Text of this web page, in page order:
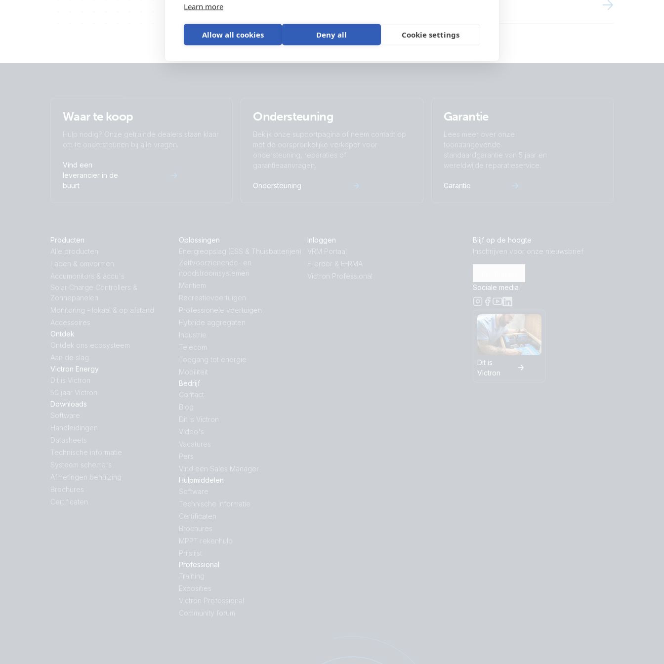
Learn more
Allow all cookies Deny all Cookie settings
Waar te koop
Hulp nodig? Onze getrainde dealers staan klaar
om te ondersteunen bij alle vragen.
Vind een
leverancier in de
buurt
Ondersteuning
Bekijk onze supportpagina of neem contact op
met de oorspronkelijke verkoper voor
ondersteuning, reparaties of
garantieaanvragen.
Ondersteuning
Garantie
Lees meer over onze
toonaangevende
standaardgarantie van 5 jaar en
wereldwijde reparatieservice.
Garantie
Producten
Alle producten
Laden & omvormen
Accumonitors & accu's
Solar Charge Controllers &
Zonnepanelen
Monitoring - lokaal & op afstand
Accessoires
Ontdek
Ontdek ons ecosysteem
Aan de slag
Victron Energy
Dit is Victron
50 jaar Victron
Downloads
Software
Handleidingen
Datasheets
Technische informatie
Systeem schema's
Afmetingen behuizing
Brochures
Certificaten
Oplossingen
Energieopslag (ESS & Thuisbatterijen)
Zelfvoorzienende- en
noodstroomsystemen
Maritiem
Recreatievoertuigen
Professionele voertuigen
Hybride aggregaten
Industrie
Telecom
Toegang tot energie
Mobiliteit
Bedrijf
Contact
Blog
Dit is Victron
Video's
Vacatures
Pers
Vind een Sales Manager
Hulpmiddelen
Software
Technische informatie
Certificaten
Brochures
MPPT rekenhulp
Prijslijst
Professional
Training
Exposities
Victron Professional
Community forum
Inloggen
VRM Portaal
E-order & E-RMA
Victron Professional
Blijf op de hoogte
Inschrijven voor onze nieuwsbrief
Sociale media
Dit is
Victron